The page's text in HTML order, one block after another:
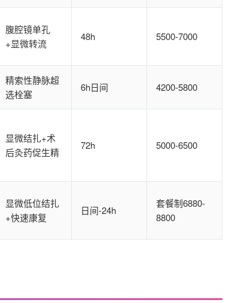
腹腔镜单孔
+显微转流
48h 5500-7000
精索性静脉超
选栓塞
6h日间 4200-5800
显微结扎+术
后灸药促生精
72h 5000-6500
显微低位结扎
+快速康复
日间-24h
套餐制6880-
8800